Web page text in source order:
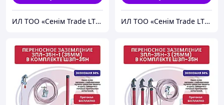
ИЛ ТОО «Сенiм Trade LTD» ИЛ ТОО «Сенiм Trade LTD»